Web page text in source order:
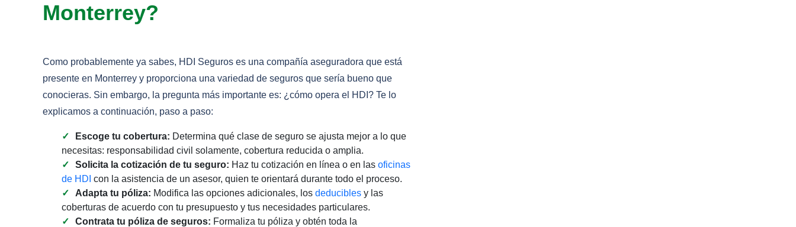
Monterrey?
Como probablemente ya sabes, HDI Seguros es una compañía aseguradora que está
presente en Monterrey y proporciona una variedad de seguros que sería bueno que
conocieras. Sin embargo, la pregunta más importante es: ¿cómo opera el HDI? Te lo
explicamos a continuación, paso a paso:
Escoge tu cobertura: Determina qué clase de seguro se ajusta mejor a lo que
necesitas: responsabilidad civil solamente, cobertura reducida o amplia.
Solicita la cotización de tu seguro: Haz tu cotización en línea o en las oficinas
de HDI con la asistencia de un asesor, quien te orientará durante todo el proceso.
Adapta tu póliza: Modifica las opciones adicionales, los deducibles y las
coberturas de acuerdo con tu presupuesto y tus necesidades particulares.
Contrata tu póliza de seguros: Formaliza tu póliza y obtén toda la